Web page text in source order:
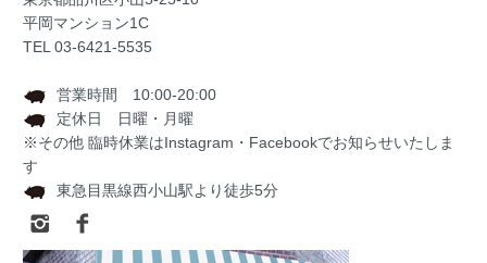
平岡マンション1C
TEL 03-6421-5535
営業時間 10:00-20:00
定休日 日曜・月曜
※その他 臨時休業はInstagram・Facebookでお知らせいたしま
す
東急目黒線西小山駅より徒歩5分